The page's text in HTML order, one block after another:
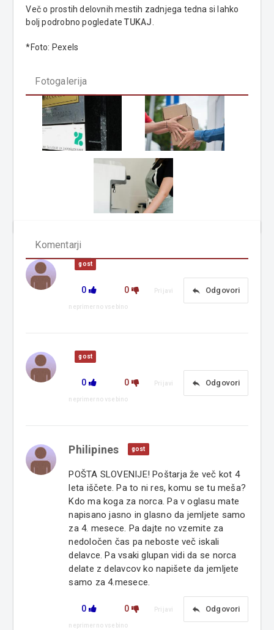
Več o prostih delovnih mestih zadnjega tedna si lahko
bolj podrobno pogledateTUKAJ.
*Foto: Pexels
Fotogalerija
Komentarji
gost
0 0 reply Odgovori
Prijavi
neprimerno vsebino
gost
0 0 reply Odgovori
Prijavi
neprimerno vsebino
Philipines gost
POŠTA SLOVENIJE! Poštarja že več kot 4
leta iščete. Pa to ni res, komu se tu meša?
Kdo ma koga za norca. Pa v oglasu mate
napisano jasno in glasno da jemljete samo
za 4. mesece. Pa dajte no vzemite za
nedoločen čas pa neboste več iskali
delavce. Pa vsaki glupan vidi da se norca
delate z delavcov ko napišete da jemljete
samo za 4.mesece.
0 0 reply Odgovori
Prijavi
neprimerno vsebino